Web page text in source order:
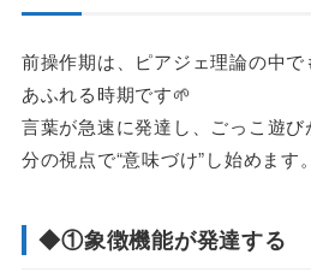
前操作期は、ピアジェ理論の中で
あふれる時期です🌱
言葉が急速に発達し、ごっこ遊
分の視点で“意味づけ”し始めます。
◆①象徴機能が発達する